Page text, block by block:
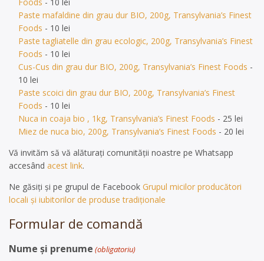
Paste mafaldine din grau dur BIO, 200g, Transylvania’s Finest
Foods - 10 lei
Paste tagliatelle din grau ecologic, 200g, Transylvania’s Finest
Foods - 10 lei
Cus-Cus din grau dur BIO, 200g, Transylvania’s Finest Foods -
10 lei
Paste scoici din grau dur BIO, 200g, Transylvania’s Finest
Foods - 10 lei
Nuca in coaja bio , 1kg, Transylvania’s Finest Foods - 25 lei
Miez de nuca bio, 200g, Transylvania’s Finest Foods - 20 lei
Vă invităm să vă alăturați comunității noastre pe Whatsapp
accesând acest link.
Ne găsiți și pe grupul de Facebook Grupul micilor producători
locali și iubitorilor de produse tradiționale
Formular de comandă
Nume și prenume (obligatoriu)